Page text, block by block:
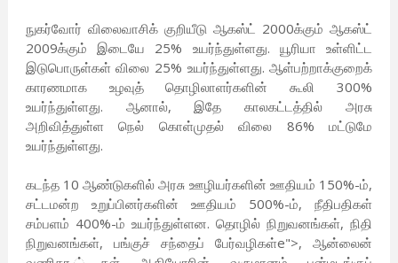
நுகர்வோர் விலைவாசிக் குறியீடு ஆகஸ்ட் 2000க்கும் ஆகஸ்ட்
2009க்கும் இடையே 25% உயர்ந்துள்ளது. யூரியா உள்ளிட்ட
இடுபொருள்கள் விலை 25% உயர்ந்துள்ளது. ஆள்பற்றாக்குறைக்
காரணமாக உழவுத் தொழிலாளர்களின் கூலி 300%
உயர்ந்துள்ளது. ஆனால், இதே காலகட்டத்தில் அரசு
அறிவித்துள்ள நெல் கொள்முதல் விலை 86% மட்டுமே
உயர்ந்துள்ளது.
கடந்த 10 ஆண்டுகளில் அரசு ஊழியர்களின் ஊதியம் 150%-ம்,
சட்டமன்ற உறுப்பினர்களின் ஊதியம் 500%-ம், நீதிபதிகள்
சம்பளம் 400%-ம் உயர்ந்துள்ளன. தொழில் நிறுவனங்கள், நிதி
நிறுவனங்கள், பங்குச் சந்தைப் பேர்வழிகள்e">, ஆன்லைன்